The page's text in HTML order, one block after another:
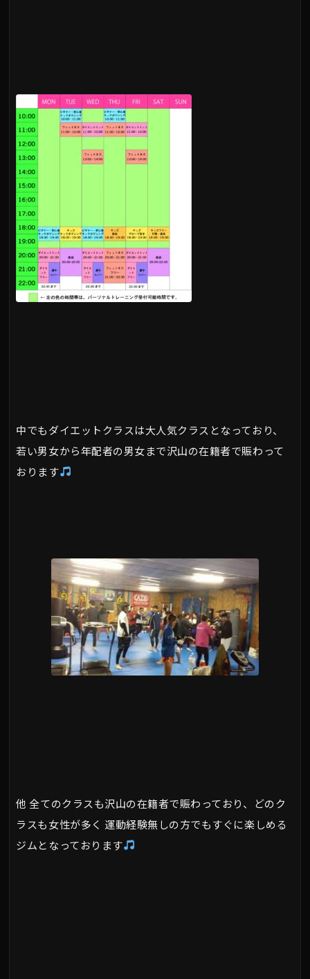
中でもダイエットクラスは大人気クラスとなっており、
若い男女から年配者の男女まで沢山の在籍者で賑わって
おります
他 全てのクラスも沢山の在籍者で賑わっており、どのク
ラスも女性が多く 運動経験無しの方でもすぐに楽しめる
ジムとなっております